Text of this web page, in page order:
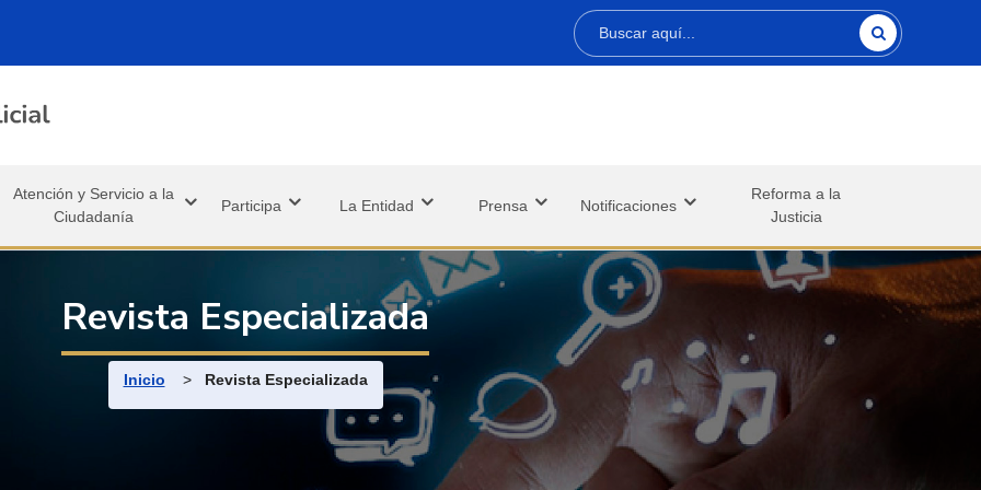
Atención y Servicio a la
Ciudadanía
Participa La Entidad Prensa Notificaciones
Reforma a la
Justicia
Revista Especializada
Ruta de navegación
Inicio > Revista Especializada